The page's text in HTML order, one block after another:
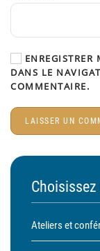
DANS LE
COMMENTAIRE.
LAISSER UN
Ateliers et